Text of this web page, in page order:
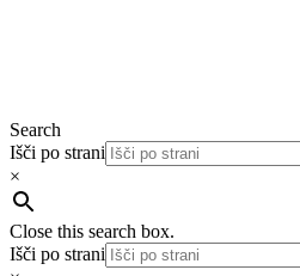
Search
Išči po strani
×
Close this search box.
Išči po strani